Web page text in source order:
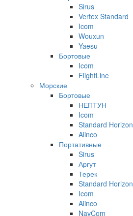
Sirus
Vertex Standard
Icom
Wouxun
Yaesu
Бортовые
Icom
FlightLine
Морские
Бортовые
НЕПТУН
Icom
Standard Horizon
Alinco
Портативные
Sirus
Аргут
Терек
Standard Horizon
Icom
Alinco
NavCom